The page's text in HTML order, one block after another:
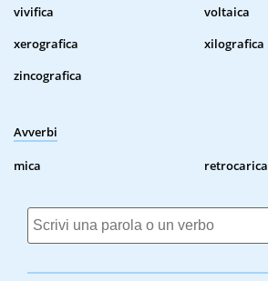
vivifica
voltaica
xerografica
xilografica
zincografica
Avverbi
mica retrocarica